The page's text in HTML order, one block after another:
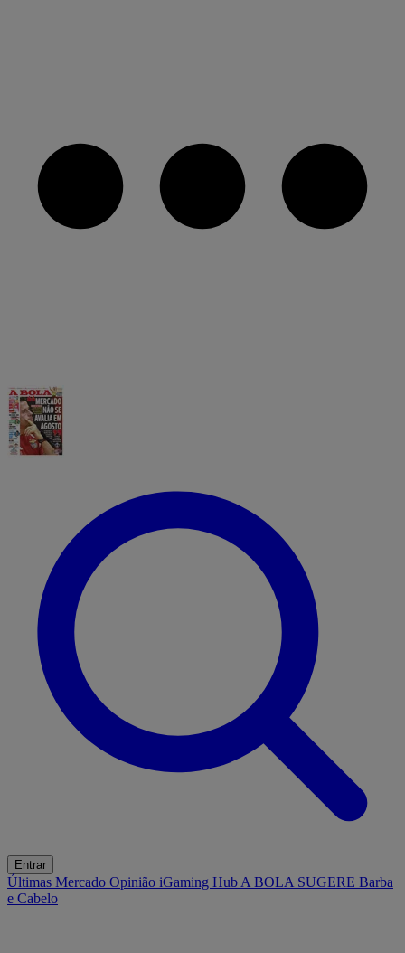
Entrar
Últimas Mercado Opinião iGaming Hub A BOLA SUGERE Barba
e Cabelo